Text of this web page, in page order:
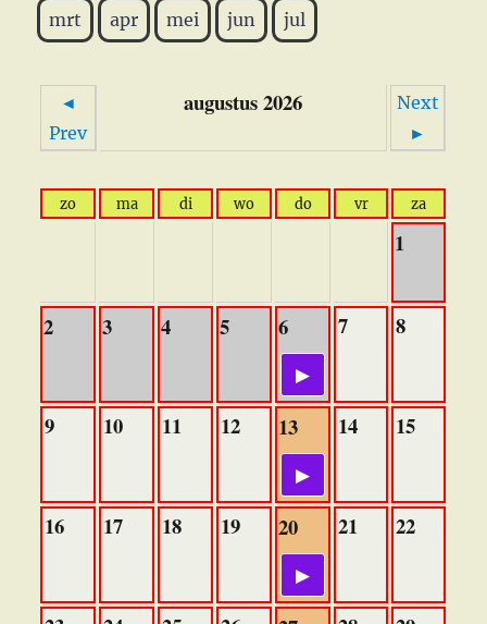
mrt apr mei jun jul
◄
Prev
augustus 2026
Next
►
zo ma di wo do vr za
1
2 3 4 5 6 7 8
9 10 11 12 13 14 15
16 17 18 19 20 21 22